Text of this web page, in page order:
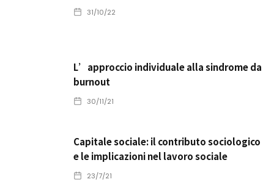
31/10/22
L’approccio individuale alla sindrome da
burnout
30/11/21
Capitale sociale: il contributo sociologico
e le implicazioni nel lavoro sociale
23/7/21